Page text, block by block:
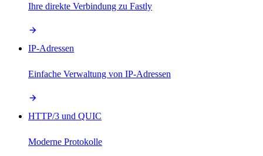
Ihre direkte Verbindung zu Fastly
IP-Adressen
Einfache Verwaltung von IP-Adressen
HTTP/3 und QUIC
Moderne Protokolle